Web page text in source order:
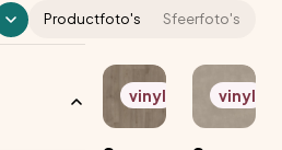
Productfoto's Sfeerfoto's
vinyl vinyl